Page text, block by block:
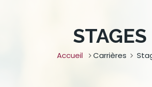
STAGES
Accueil Carrières